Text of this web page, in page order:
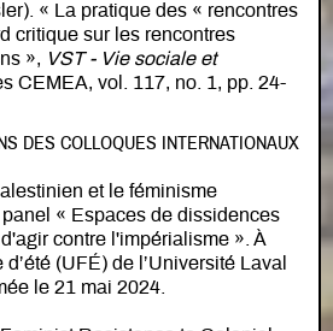
« La pratique des « rencontres
critique sur les rencontres
», VST - Vie sociale et
CEMEA, vol. 117, no. 1, pp. 24-
DES COLLOQUES INTERNATIONAUX
et le féminisme
« Espaces de dissidences
contre l'impérialisme ». À
d’été (UFÉ) de l’Université Laval
le 21 mai 2024.